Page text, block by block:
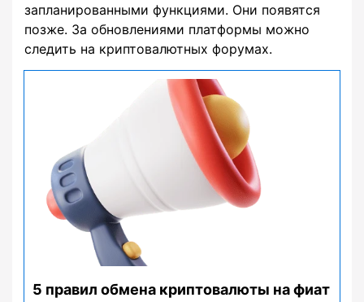
запланированными функциями. Они появятся
позже. За обновлениями платформы можно
следить на криптовалютных форумах.
5 правил обмена криптовалюты на фиат